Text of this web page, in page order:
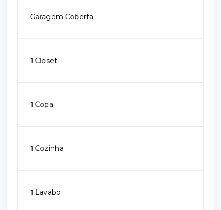
Garagem Coberta
1 Closet
1 Copa
1 Cozinha
1 Lavabo